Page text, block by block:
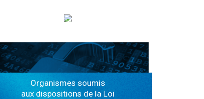
الهياكل الخاضعة لقانون النفاذ إلى المعلومة
Organismes soumis
aux dispositions de la Loi